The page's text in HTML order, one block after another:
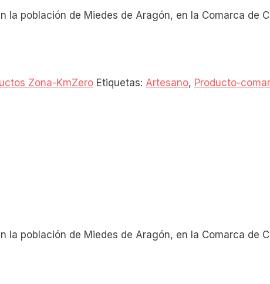
la población de Miedes de Aragón, en la Comarca de
Zona-KmZero Etiquetas: Artesano, Producto-
la población de Miedes de Aragón, en la Comarca de